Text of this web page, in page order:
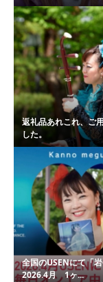
返礼品あれこれ、ご
した。
全国のUSENにて「岩
2026.4月 1ヶ...